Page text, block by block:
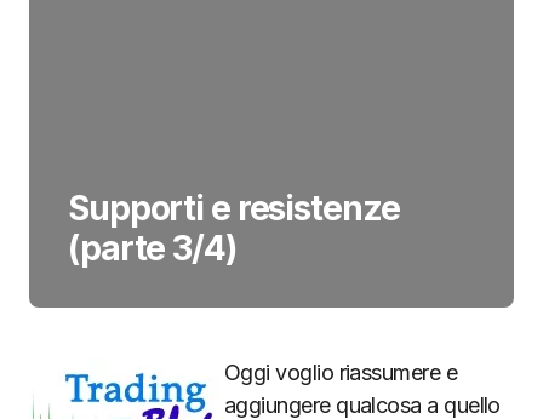
Supporti e resistenze
(parte 3/4)
Oggi voglio riassumere e
aggiungere qualcosa a quello